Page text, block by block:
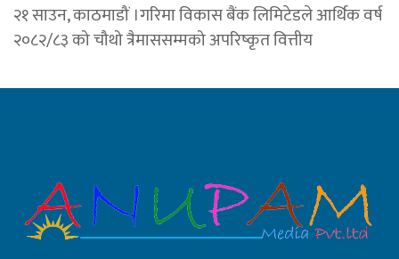
२१ साउन, काठमाडौं ।गरिमा विकास बैंक लिमिटेडले आर्थिक वर्ष
२०८२/८३ को चौथो त्रैमाससम्मको अपरिष्कृत वित्तीय